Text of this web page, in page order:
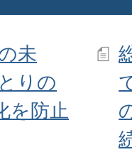
未
りの
を防止